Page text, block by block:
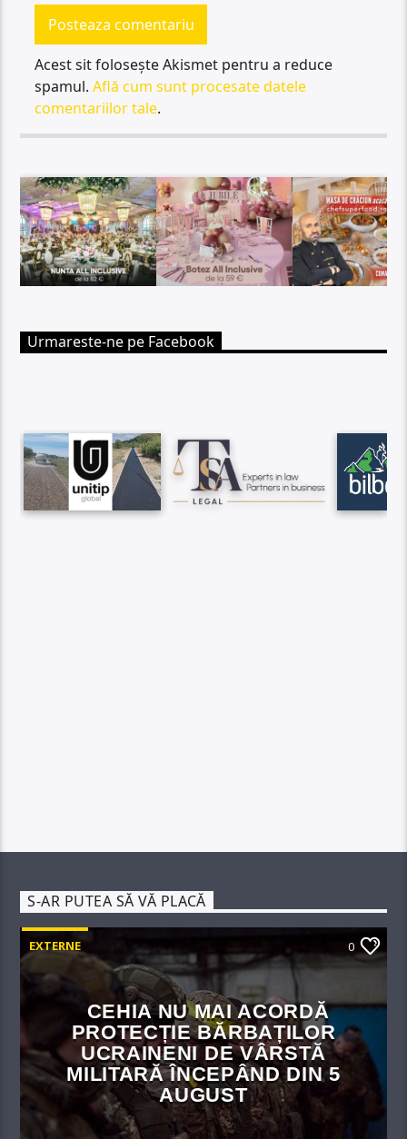
Acest sit folosește Akismet pentru a reduce
spamul.Află cum sunt procesate datele
comentariilor tale.
Urmareste-ne pe Facebook
S-AR PUTEA SĂ VĂ PLACĂ
EXTERNE 0
CEHIA NU MAI ACORDĂ
PROTECȚIE BĂRBAȚILOR
UCRAINENI DE VÂRSTĂ
MILITARĂ ÎNCEPÂND DIN 5
AUGUST